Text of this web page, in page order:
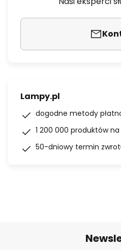
Lampy.pl
dogodne metody
1 200 000 produktów
50-dniowy termin